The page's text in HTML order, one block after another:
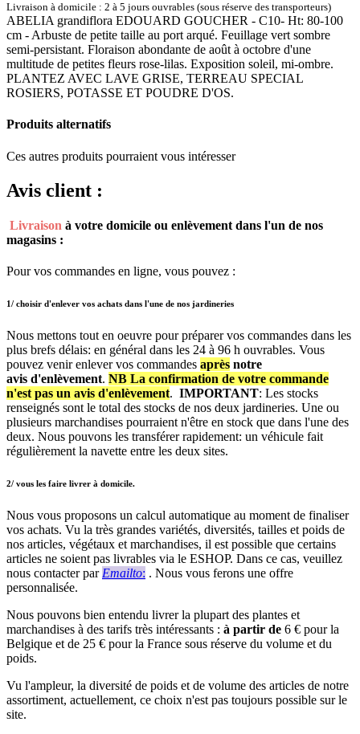
Livraison à domicile : 2 à 5 jours ouvrables (sous réserve des transporteurs)
ABELIA grandiflora EDOUARD GOUCHER - C10- Ht: 80-100
cm - Arbuste de petite taille au port arqué. Feuillage vert sombre
semi-persistant. Floraison abondante de août à octobre d'une
multitude de petites fleurs rose-lilas. Exposition soleil, mi-ombre.
PLANTEZ AVEC LAVE GRISE, TERREAU SPECIAL
ROSIERS, POTASSE ET POUDRE D'OS.
Produits alternatifs
Ces autres produits pourraient vous intéresser
Avis client :
Livraison à votre domicile ou enlèvement dans l'un de nos
magasins :
Pour vos commandes en ligne, vous pouvez :
1/ choisir d'enlever vos achats dans l'une de nos jardineries​
Nous mettons tout en oeuvre pour préparer vos commandes dans les
plus brefs délais: en général dans les 24 à 96 h ouvrables. Vous
pouvez venir enlever vos commandes après notre
avis d'enlèvement. NB La confirmation de votre commande
n'est pas un avis d'enlèvement. IMPORTANT: Les stocks
renseignés sont le total des stocks de nos deux jardineries. Une ou
plusieurs marchandises pourraient n'être en stock que dans l'une des
deux. Nous pouvons les transférer rapidement: un véhicule fait
régulièrement la navette entre les deux sites.
2/ vous les faire livrer à domicile.
Nous vous proposons un calcul automatique au moment de finaliser
vos achats. Vu la très grandes variétés, diversités, tailles et poids de
nos articles, végétaux et marchandises, il est possible que certains
articles ne soient pas livrables via le ESHOP. Dans ce cas, veuillez
nous contacter par Emailto: . Nous vous ferons une offre
personnalisée.
Nous pouvons bien entendu livrer la plupart des plantes et
marchandises à des tarifs très intéressants : à partir de 6 € pour la
Belgique et de 25 € pour la France sous réserve du volume et du
poids.
Vu l'ampleur, la diversité de poids et de volume des articles de notre
assortiment, actuellement, ce choix n'est pas toujours possible sur le
site.